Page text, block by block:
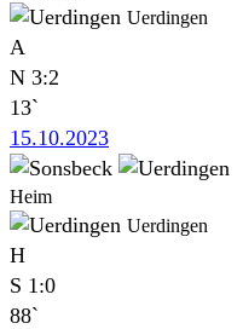
Uerdingen
A
N 3:2
13`
15.10.2023
Heim
Uerdingen
H
S 1:0
88`